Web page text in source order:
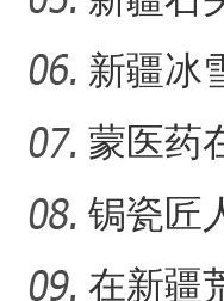
一画乐
新疆冰
行？
蒙医药
锔瓷匠
瓷，也
在新疆